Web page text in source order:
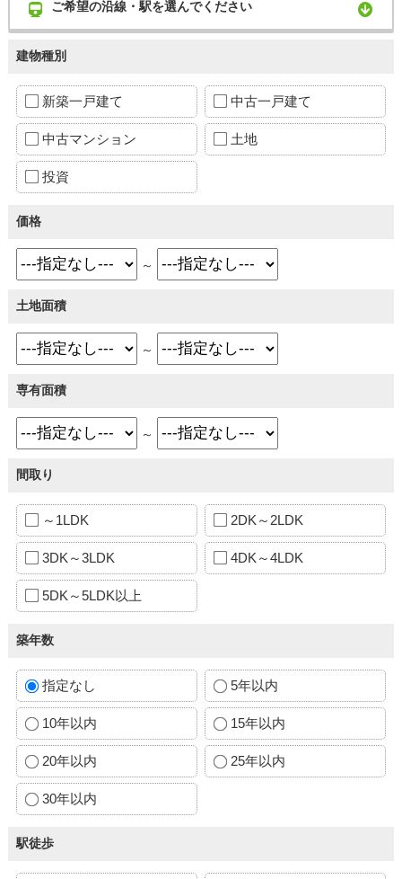
ご希望の沿線・駅を選んでください
建物種別
新築一戸建て 中古一戸建て
中古マンション 土地
投資
価格
～
土地面積
～
専有面積
～
間取り
～1LDK 2DK～2LDK
3DK～3LDK 4DK～4LDK
5DK～5LDK以上
築年数
指定なし 5年以内
10年以内 15年以内
20年以内 25年以内
30年以内
駅徒歩